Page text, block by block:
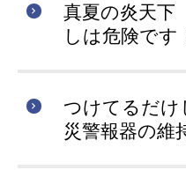
真夏の炎天
しは危険です
つけてるだけ
災警報器の維